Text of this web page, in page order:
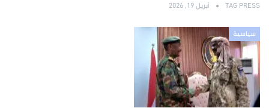
TAG PRESS أبريل 19, 2026
سياسية